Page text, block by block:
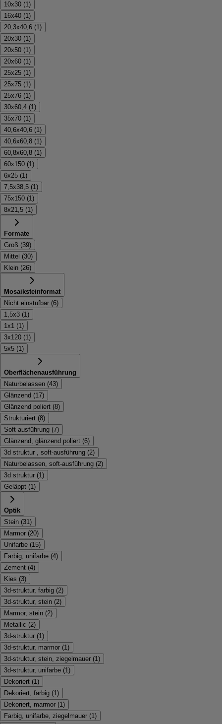
10x30 (1)
16x40 (1)
20,3x40,6 (1)
20x30 (1)
20x50 (1)
20x60 (1)
25x25 (1)
25x75 (1)
25x76 (1)
30x60,4 (1)
35x70 (1)
40,6x40,6 (1)
40,6x60,8 (1)
60,8x60,8 (1)
60x150 (1)
6x25 (1)
7,5x38,5 (1)
75x150 (1)
8x21,5 (1)
Formate
Groß (39)
Mittel (30)
Klein (26)
Mosaiksteinformat
Nicht einstufbar (6)
1,5x3 (1)
1x1 (1)
3x120 (1)
5x5 (1)
Oberflächenausführung
Naturbelassen (43)
Glänzend (17)
Glänzend poliert (8)
Strukturiert (8)
Soft-ausführung (7)
Glänzend, glänzend poliert (6)
3d struktur , soft-ausführung (2)
Naturbelassen, soft-ausführung (2)
3d struktur (1)
Geläppt (1)
Optik
Stein (31)
Marmor (20)
Unifarbe (15)
Farbig, unifarbe (4)
Zement (4)
Kies (3)
3d-struktur, farbig (2)
3d-struktur, stein (2)
Marmor, stein (2)
Metallic (2)
3d-struktur (1)
3d-struktur, marmor (1)
3d-struktur, stein, ziegelmauer (1)
3d-struktur, unifarbe (1)
Dekoriert (1)
Dekoriert, farbig (1)
Dekoriert, marmor (1)
Farbig, unifarbe, ziegelmauer (1)